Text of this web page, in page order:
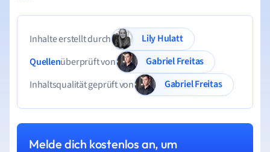
Inhalte erstellt durch
Lily Hulatt
Quellenüberprüft von
Gabriel Freitas
Inhaltsqualität geprüft von
Gabriel Freitas
Melde dich kostenlos an, um